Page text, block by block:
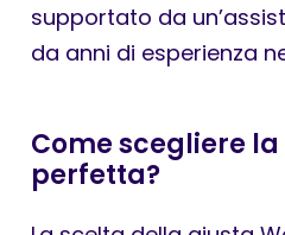
supportato da
da anni di esperienza
Come scegliere
perfetta?